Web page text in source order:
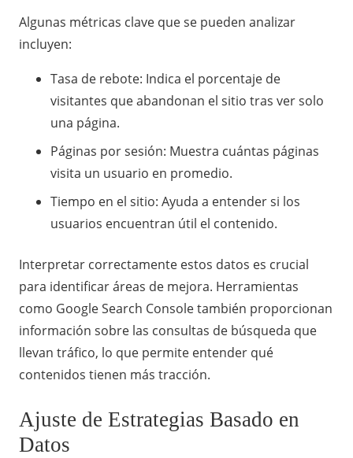
Algunas métricas clave que se pueden analizar
incluyen:
Tasa de rebote: Indica el porcentaje de
visitantes que abandonan el sitio tras ver solo
una página.
Páginas por sesión: Muestra cuántas páginas
visita un usuario en promedio.
Tiempo en el sitio: Ayuda a entender si los
usuarios encuentran útil el contenido.
Interpretar correctamente estos datos es crucial
para identificar áreas de mejora. Herramientas
como Google Search Console también proporcionan
información sobre las consultas de búsqueda que
llevan tráfico, lo que permite entender qué
contenidos tienen más tracción.
Ajuste de Estrategias Basado en
Datos